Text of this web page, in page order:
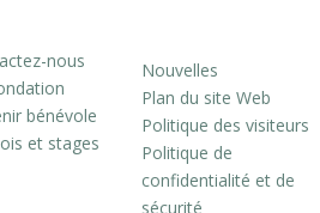
nous
bénévole
et stages
Nouvelles
Plan du site Web
Politique des visiteurs
Politique de
confidentialité et de
sécurité